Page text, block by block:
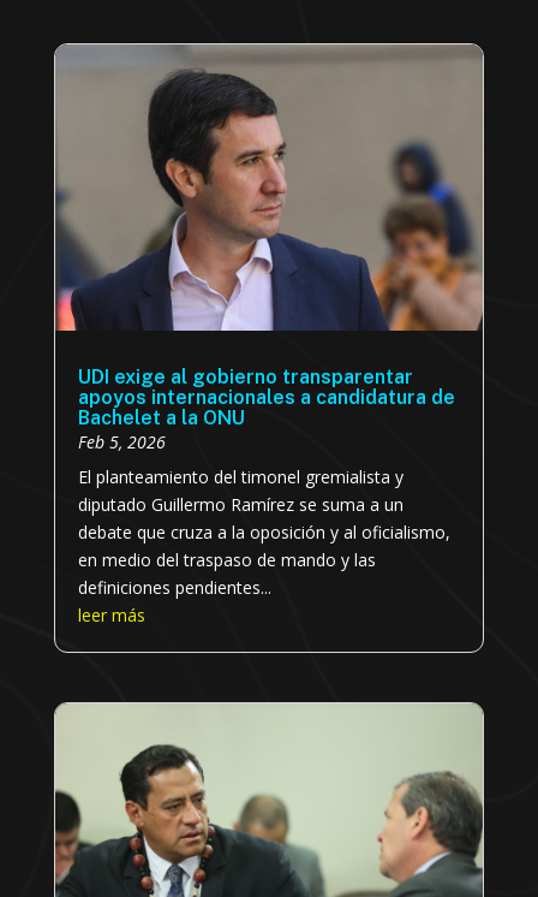
UDI exige al gobierno transparentar
apoyos internacionales a candidatura de
Bachelet a la ONU
Feb 5, 2026
El planteamiento del timonel gremialista y
diputado Guillermo Ramírez se suma a un
debate que cruza a la oposición y al oficialismo,
en medio del traspaso de mando y las
definiciones pendientes...
leer más